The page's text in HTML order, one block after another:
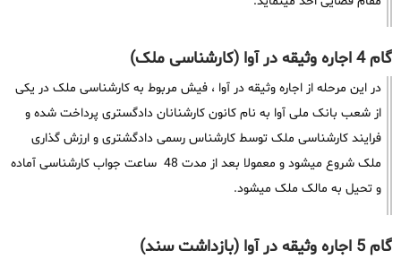
گام 4 اجاره وثیقه در آوا (کارشناسی ملک)
در این مرحله از اجاره وثیقه در آوا ، فیش مربوط به کارشناسی ملک در یکی
از شعب بانک ملی آوا به نام کانون کارشنانان دادگستری پرداخت شده و
فرایند کارشناسی ملک توسط کارشناس رسمی دادگشتری و ارزش گذاری
ملک شروع میشود و معمولا بعد از مدت 48 ساعت جواب کارشناسی آماده
و تحیل به مالک ملک میشود.
گام 5 اجاره وثیقه در آوا (بازداشت سند)